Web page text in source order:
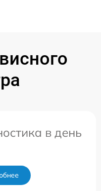
в день